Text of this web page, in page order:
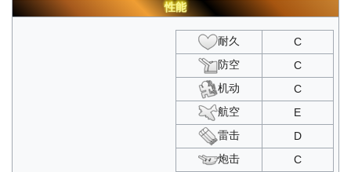
性能
耐久
C
防空
C
机动
C
航空
E
雷击
D
炮击
C